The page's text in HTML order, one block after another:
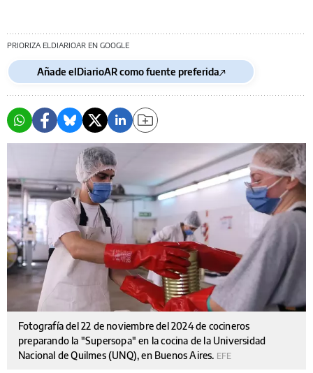
PRIORIZA ELDIARIOAR EN GOOGLE
Añade elDiarioAR como fuente preferida
Fotografía del 22 de noviembre del 2024 de cocineros
preparando la "Supersopa" en la cocina de la Universidad
Nacional de Quilmes (UNQ), en Buenos Aires. EFE